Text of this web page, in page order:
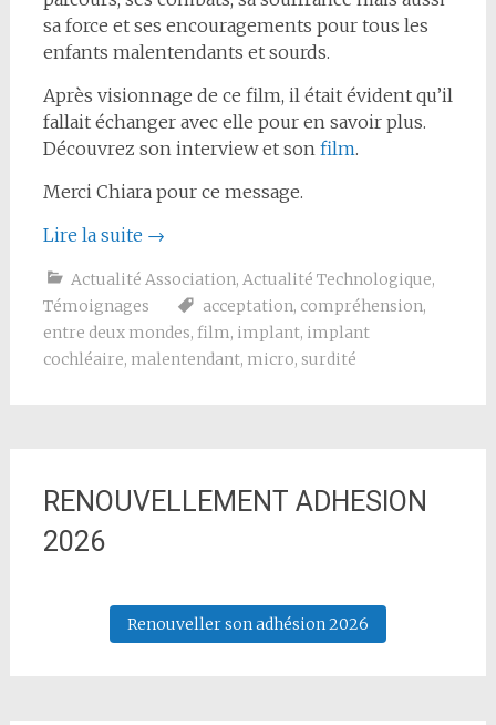
sa force et ses encouragements pour tous les
enfants malentendants et sourds.
Après visionnage de ce film, il était évident qu’il
fallait échanger avec elle pour en savoir plus.
Découvrez son interview et son film.
Merci Chiara pour ce message.
Lire la suite →
Actualité Association, Actualité Technologique,
Témoignages
acceptation, compréhension,
entre deux mondes, film, implant, implant
cochléaire, malentendant, micro, surdité
RENOUVELLEMENT ADHESION
2026
Renouveller son adhésion 2026